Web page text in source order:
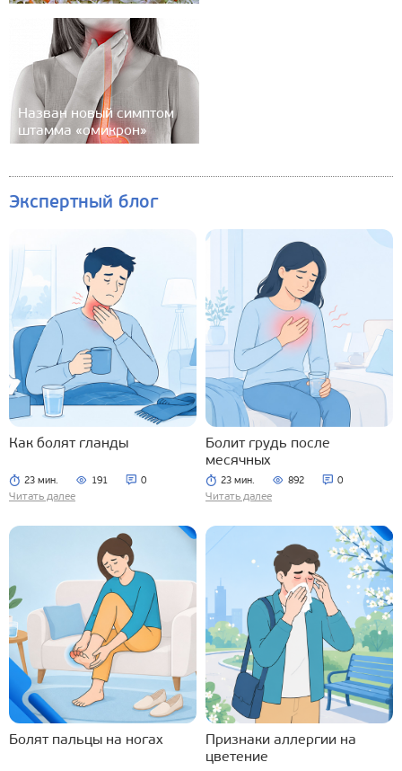
Назван новый симптом
штамма «омикрон»
Экспертный блог
Как болят гланды
23 мин. 191 0
Читать далее
Болит грудь после
месячных
23 мин. 892 0
Читать далее
Болят пальцы на ногах
Признаки аллергии на
цветение